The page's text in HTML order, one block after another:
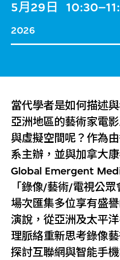
5月29日
2026
當代學者是如何描述
亞洲地區的藝術家電
與虛擬空間呢？作為
系主辦，並與加拿大
Global Emergent
「錄像/藝術/電視公
場次匯集多位享有盛
演說，從亞洲及太平
理脈絡重新思考錄像
探討互聯網與智能手